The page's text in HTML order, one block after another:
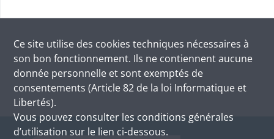
Ce site utilise des cookies techniques nécessaires à
son bon fonctionnement. Ils ne contiennent aucune
donnée personnelle et sont exemptés de
consentements (Article 82 de la loi Informatique et
Libertés).
Vous pouvez consulter les conditions générales
d’utilisation sur le lien ci-dessous.